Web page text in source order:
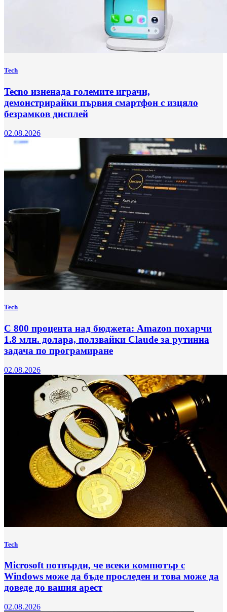
Tech
Tecno изненада големите играчи,
демонстрирайки първия смартфон с изцяло
безрамков дисплей
02.08.2026
Tech
С 800 процента над бюджета: Amazon похарчи
1.8 млн. долара, ползвайки Claude за рутинна
задача по програмиране
02.08.2026
Tech
Microsoft потвърди, че всеки компютър с
Windows може да бъде проследен и това може да
доведе до вашия арест
02.08.2026